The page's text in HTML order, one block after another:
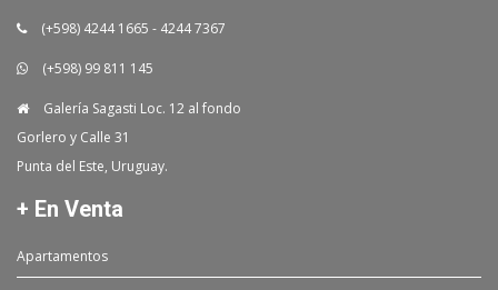
(+598) 4244 1665 - 4244 7367
(+598) 99 811 145
Galería Sagasti Loc. 12 al fondo
Gorlero y Calle 31
Punta del Este, Uruguay.
+ En Venta
Apartamentos